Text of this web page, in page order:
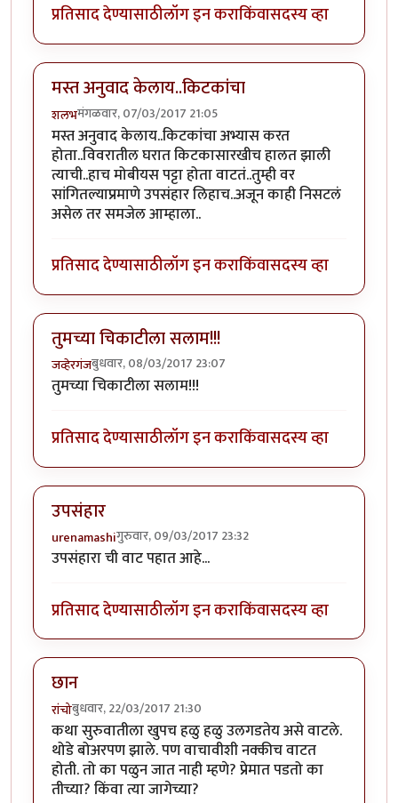
प्रतिसाद देण्यासाठीलॉग इन कराकिंवासदस्य व्हा
मस्त अनुवाद केलाय..किटकांचा
शलभमंगळवार, 07/03/2017 21:05
मस्त अनुवाद केलाय..किटकांचा अभ्यास करत
होता..विवरातील घरात किटकासारखीच हालत झाली
त्याची..हाच मोबीयस पट्टा होता वाटतं..तुम्ही वर
सांगितल्याप्रमाणे उपसंहार लिहाच..अजून काही निसटलं
असेल तर समजेल आम्हाला..
प्रतिसाद देण्यासाठीलॉग इन कराकिंवासदस्य व्हा
तुमच्या चिकाटीला सलाम!!!
जव्हेरगंजबुधवार, 08/03/2017 23:07
तुमच्या चिकाटीला सलाम!!!
प्रतिसाद देण्यासाठीलॉग इन कराकिंवासदस्य व्हा
उपसंहार
urenamashiगुरुवार, 09/03/2017 23:32
उपसंहारा ची वाट पहात आहे...
प्रतिसाद देण्यासाठीलॉग इन कराकिंवासदस्य व्हा
छान
रांचोबुधवार, 22/03/2017 21:30
कथा सुरुवातीला खुपच हळु हळु उलगडतेय असे वाटले.
थोडे बोअरपण झाले. पण वाचावीशी नक्कीच वाटत
होती. तो का पळुन जात नाही म्हणे? प्रेमात पडतो का
तीच्या? किंवा त्या जागेच्या?